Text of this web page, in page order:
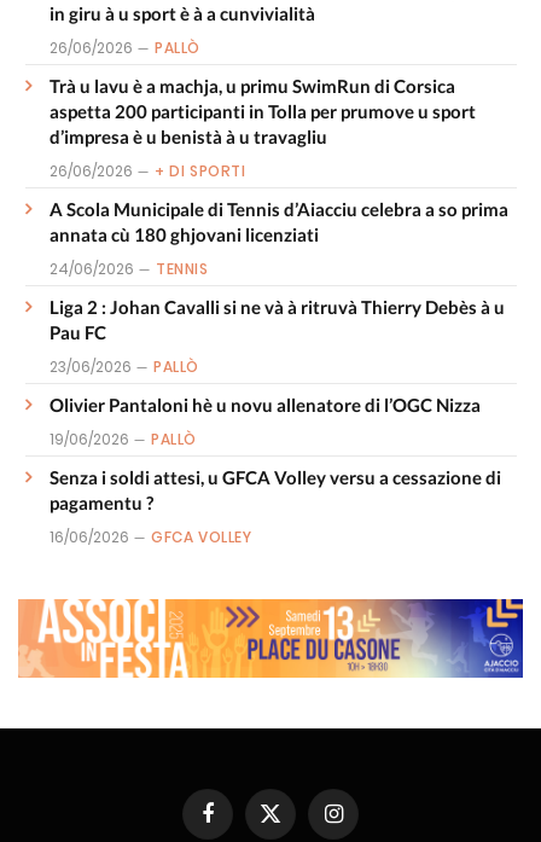
in giru à u sport è à a cunvivialità
26/06/2026 PALLÒ
Trà u lavu è a machja, u primu SwimRun di Corsica
aspetta 200 participanti in Tolla per prumove u sport
d’impresa è u benistà à u travagliu
26/06/2026 + DI SPORTI
A Scola Municipale di Tennis d’Aiacciu celebra a so prima
annata cù 180 ghjovani licenziati
24/06/2026 TENNIS
Liga 2 : Johan Cavalli si ne và à ritruvà Thierry Debès à u
Pau FC
23/06/2026 PALLÒ
Olivier Pantaloni hè u novu allenatore di l’OGC Nizza
19/06/2026 PALLÒ
Senza i soldi attesi, u GFCA Volley versu a cessazione di
pagamentu ?
16/06/2026 GFCA VOLLEY
FacebookX
Instagram